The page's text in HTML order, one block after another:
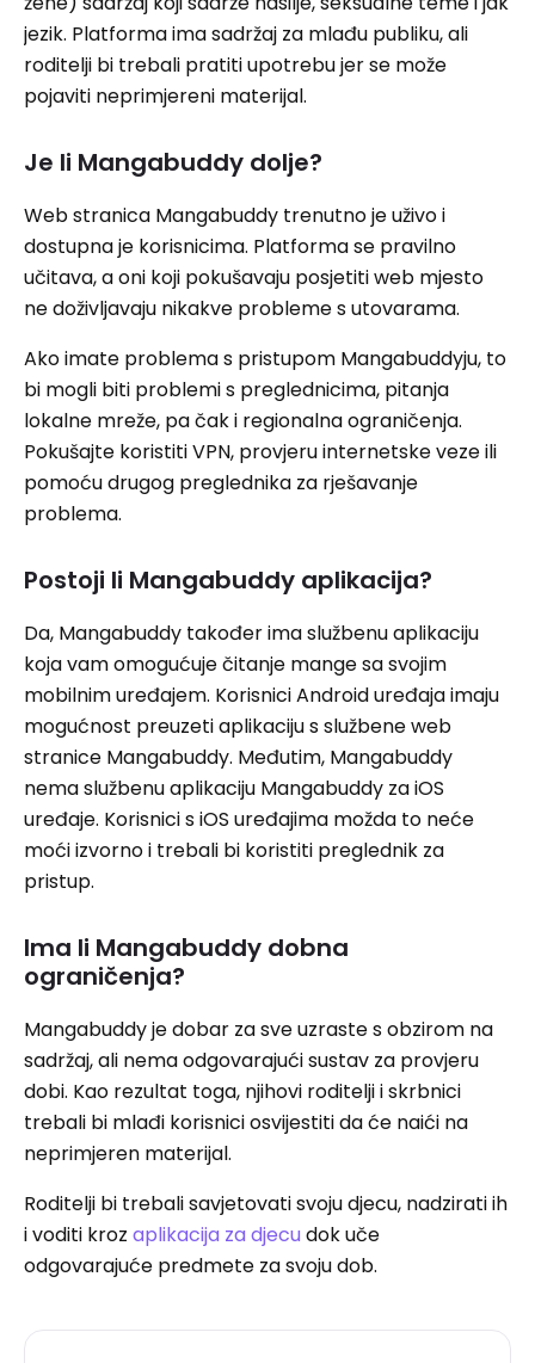
jezik. Platforma ima sadržaj za mlađu publiku, ali
roditelji bi trebali pratiti upotrebu jer se može
pojaviti neprimjereni materijal.
Je li Mangabuddy dolje?
Web stranica Mangabuddy trenutno je uživo i
dostupna je korisnicima. Platforma se pravilno
učitava, a oni koji pokušavaju posjetiti web mjesto
ne doživljavaju nikakve probleme s utovarama.
Ako imate problema s pristupom Mangabuddyju, to
bi mogli biti problemi s preglednicima, pitanja
lokalne mreže, pa čak i regionalna ograničenja.
Pokušajte koristiti VPN, provjeru internetske veze ili
pomoću drugog preglednika za rješavanje
problema.
Postoji li Mangabuddy aplikacija?
Da, Mangabuddy također ima službenu aplikaciju
koja vam omogućuje čitanje mange sa svojim
mobilnim uređajem. Korisnici Android uređaja imaju
mogućnost preuzeti aplikaciju s službene web
stranice Mangabuddy. Međutim, Mangabuddy
nema službenu aplikaciju Mangabuddy za iOS
uređaje. Korisnici s iOS uređajima možda to neće
moći izvorno i trebali bi koristiti preglednik za
pristup.
Ima li Mangabuddy dobna
ograničenja?
Mangabuddy je dobar za sve uzraste s obzirom na
sadržaj, ali nema odgovarajući sustav za provjeru
dobi. Kao rezultat toga, njihovi roditelji i skrbnici
trebali bi mlađi korisnici osvijestiti da će naići na
neprimjeren materijal.
Roditelji bi trebali savjetovati svoju djecu, nadzirati ih
i voditi kroz aplikacija za djecu dok uče
odgovarajuće predmete za svoju dob.